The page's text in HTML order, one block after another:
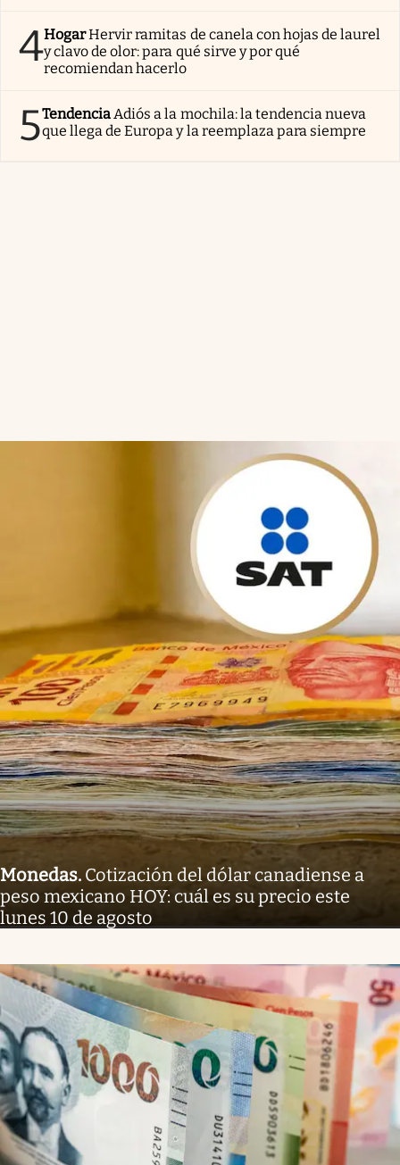
4HogarHervir ramitas de canela con hojas de laurel
y clavo de olor: para qué sirve y por qué
recomiendan hacerlo
5TendenciaAdiós a la mochila: la tendencia nueva
que llega de Europa y la reemplaza para siempre
Monedas. Cotización del dólar canadiense a
peso mexicano HOY: cuál es su precio este
lunes 10 de agosto